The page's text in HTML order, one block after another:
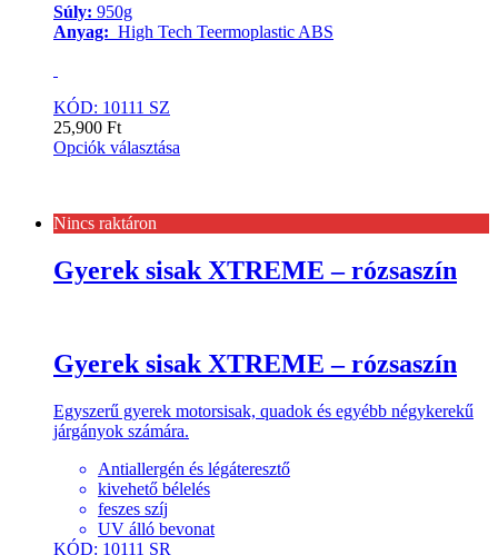
Súly: 950g
Anyag: High Tech Teermoplastic ABS
KÓD: 10111 SZ
25,900 Ft
Opciók választása
Nincs raktáron
Gyerek sisak XTREME – rózsaszín
Gyerek sisak XTREME – rózsaszín
Egyszerű gyerek motorsisak, quadok és egyébb négykerekű
járgányok számára.
Antiallergén és légáteresztő
kivehető bélelés
feszes szíj
UV álló bevonat
KÓD: 10111 SR